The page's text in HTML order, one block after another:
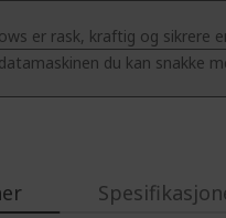
er rask, kraftig og sikrere
du kan snakke